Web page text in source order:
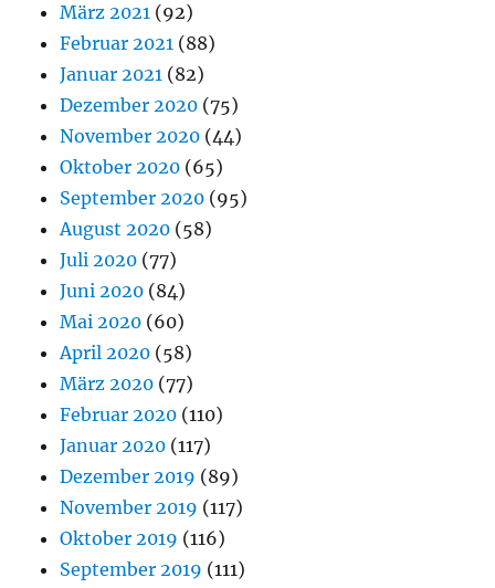
März 2021 (92)
Februar 2021 (88)
Januar 2021 (82)
Dezember 2020 (75)
November 2020 (44)
Oktober 2020 (65)
September 2020 (95)
August 2020 (58)
Juli 2020 (77)
Juni 2020 (84)
Mai 2020 (60)
April 2020 (58)
März 2020 (77)
Februar 2020 (110)
Januar 2020 (117)
Dezember 2019 (89)
November 2019 (117)
Oktober 2019 (116)
September 2019 (111)